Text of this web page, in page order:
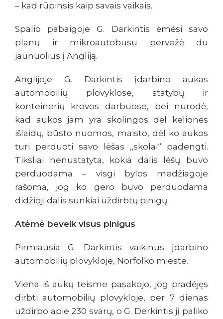
– kad rūpinsis kaip savais vaikais.
Spalio pabaigoje G. Darkintis ėmėsi savo
planų ir mikroautobusu pervežė du
jaunuolius į Angliją.
Anglijoje G. Darkintis įdarbino aukas
automobilių plovyklose, statybų ir
konteinerių krovos darbuose, bei nurodė,
kad aukos jam yra skolingos dėl kelionės
išlaidų, būsto nuomos, maisto, dėl ko aukos
turi perduoti savo lėšas „skolai“ padengti.
Tiksliai nenustatyta, kokia dalis lėšų buvo
perduodama – visgi bylos medžiagoje
rašoma, jog ko gero buvo perduodama
didžioji dalis sunkiai uždirbtų pinigų.
Atėmė beveik visus pinigus
Pirmiausia G. Darkintis vaikinus įdarbino
automobilių plovykloje, Norfolko mieste.
Viena iš aukų teisme pasakojo, jog pradėjęs
dirbti automobilių plovykloje, per 7 dienas
uždirbo apie 230 svarų, o G. Derkintis jį paliko